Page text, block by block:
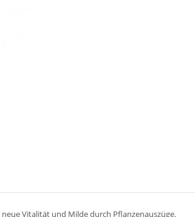
Vitalität und Milde durch Pflanzenauszüge.